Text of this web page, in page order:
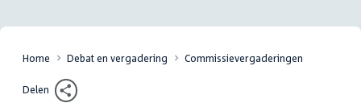
Home Debat en vergadering Commissievergaderingen
Delen